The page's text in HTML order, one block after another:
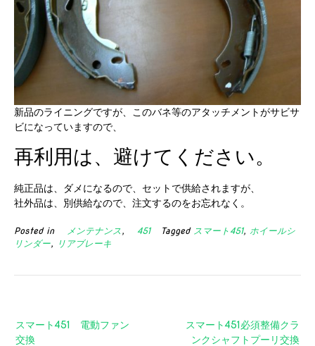
新品のライニングですが、このバネ等のアタッチメントがサビサ
ビになっていますので、
再利用は、避けてください。
純正品は、ダメになるので、セットで供給されますが、
社外品は、別供給なので、注文するのをお忘れなく。
Posted in メンテナンス, 451 Tagged スマート451, ホイールシ
リンダー, リアブレーキ
稿
スマート451必須整備クラ
ンクシャフトプーリ交換
スマート451 電動ファン
交換